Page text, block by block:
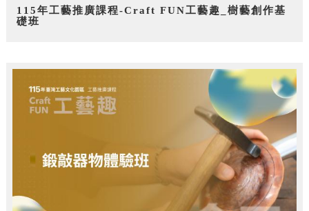
115年工藝推廣課程-Craft FUN工藝趣_樹藝創作基
礎班